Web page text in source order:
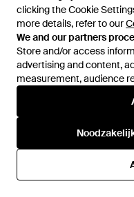
clicking the Cookie
more details, refer to our
We and our partners
Store and/or access
advertising and content,
measurement, audience
clicking the Cookie
more details, refer to our
We and our partners
Store and/or access
advertising and content,
measurement, audience
€ 141
Maje
Gelaagde Skort Met
Bloemenprint - Rood
Van FARFETCH
NIET MEER OP VOORRAAD